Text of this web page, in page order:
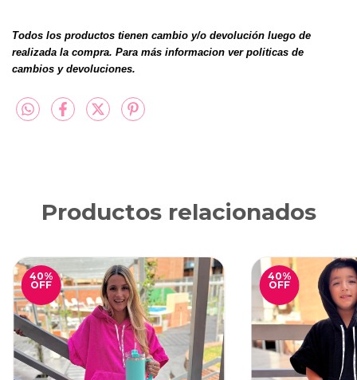
Todos los productos tienen cambio y/o devolución luego de
realizada la compra. Para más informacion ver politicas de
cambios y devoluciones.
Productos relacionados
40%
OFF
40%
OFF